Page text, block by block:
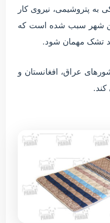
به پتروشیمی، نیروی کار
شهر سبب شده است که
تشک مهمان شود.
عراق، افغانستان و